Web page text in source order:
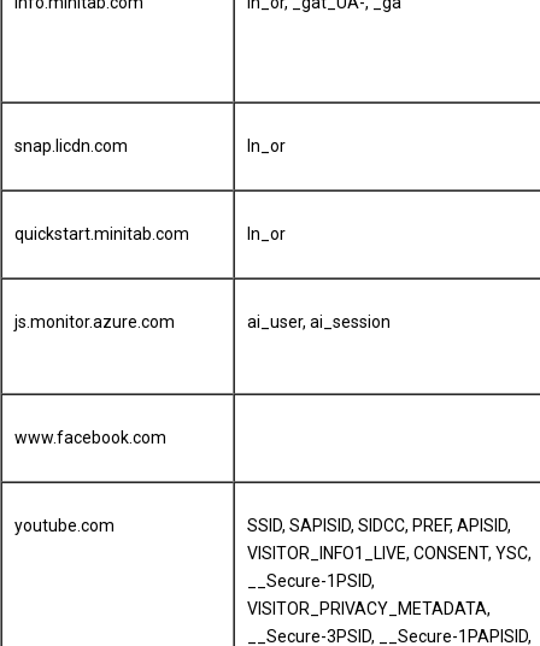
snap.licdn.com ln_or
quickstart.minitab.com ln_or
js.monitor.azure.com ai_user, ai_session
www.facebook.com
youtube.com
SSID, SAPISID, SIDCC, PREF, APISID,
VISITOR_INFO1_LIVE, CONSENT, YSC,
__Secure-1PSID,
VISITOR_PRIVACY_METADATA,
__Secure-3PSID, __Secure-1PAPISID,